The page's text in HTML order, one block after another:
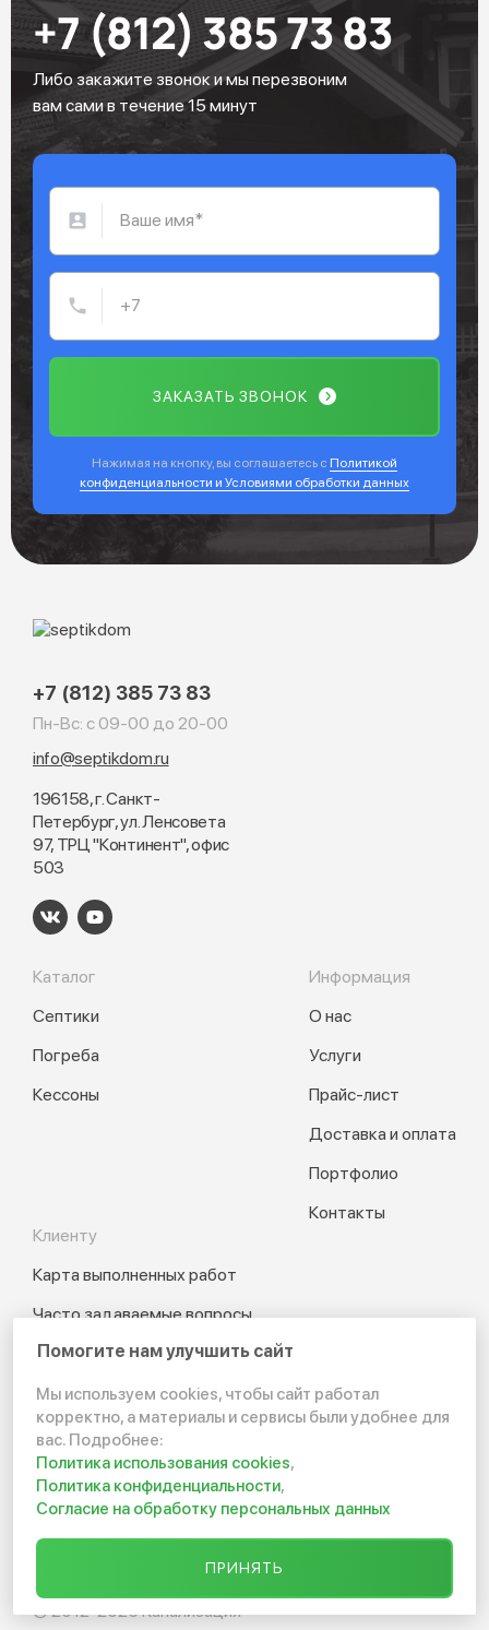
+7 (812) 385 73 83
Либо закажите звонок и мы перезвоним
вам сами в течение 15 минут
ЗАКАЗАТЬ ЗВОНОК
Нажимая на кнопку, вы соглашаетесь с Политикой
конфиденциальности и Условиями обработки данных
+7 (812) 385 73 83
Пн-Вс: с 09-00 до 20-00
info@septikdom.ru
196158, г. Санкт-
Петербург, ул. Ленсовета
97, ТРЦ "Континент", офис
503
Каталог
Септики
Погреба
Кессоны
Информация
О нас
Услуги
Прайс-лист
Доставка и оплата
Портфолио
Контакты
Клиенту
Карта выполненных работ
Часто задаваемые вопросы
Блог
Установка септиков
Карта сайта
Калькулятор
Отзывы
© 2012-2026 Канализация
Помогите нам улучшить сайт
Мы используем cookies, чтобы сайт работал
корректно, а материалы и сервисы были удобнее для
вас. Подробнее:
Политика использования cookies,
Политика конфиденциальности,
Согласие на обработку персональных данных
ПРИНЯТЬ